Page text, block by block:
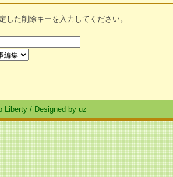
した削除キーを入力してください。
Liberty / Designed by uz